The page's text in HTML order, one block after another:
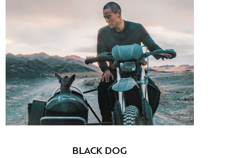
BLACK DOG